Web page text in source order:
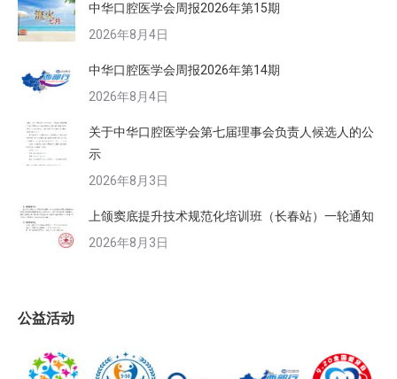
中华口腔医学会周报2026年第15期
2026年8月4日
中华口腔医学会周报2026年第14期
2026年8月4日
关于中华口腔医学会第七届理事会负责人候选人的公
示
2026年8月3日
上颌窦底提升技术规范化培训班（长春站）一轮通知
2026年8月3日
公益活动